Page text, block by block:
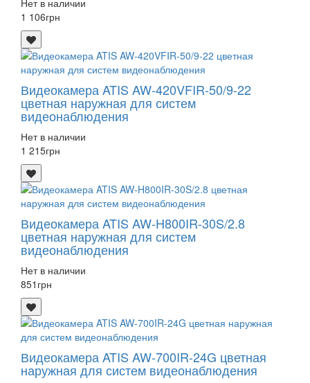
Нет в наличии
1 106грн
Видеокамера ATIS AW-420VFIR-50/9-22
цветная наружная для систем
видеонаблюдения
Нет в наличии
1 215грн
Видеокамера ATIS AW-H800IR-30S/2.8
цветная наружная для систем
видеонаблюдения
Нет в наличии
851 грн
Видеокамера ATIS AW-700IR-24G цветная
наружная для систем видеонаблюдения